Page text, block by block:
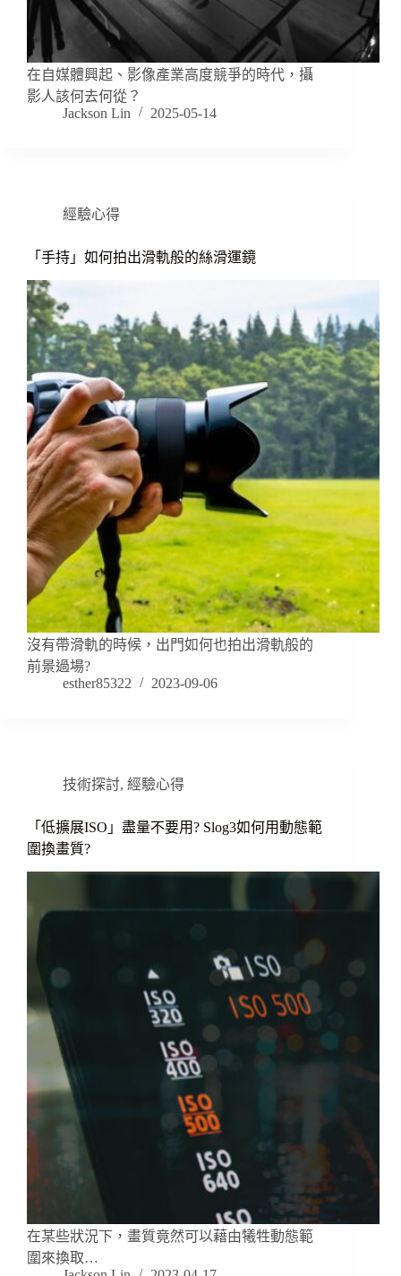
在自媒體興起、影像產業高度競爭的時代，攝
影人該何去何從？
Jackson Lin
2025-05-14
經驗心得
「手持」如何拍出滑軌般的絲滑運鏡
沒有帶滑軌的時候，出門如何也拍出滑軌般的
前景過場?
esther85322
2023-09-06
技術探討, 經驗心得
「低擴展ISO」盡量不要用? Slog3如何用動態範
圍換畫質?
在某些狀況下，畫質竟然可以藉由犧牲動態範
圍來換取…